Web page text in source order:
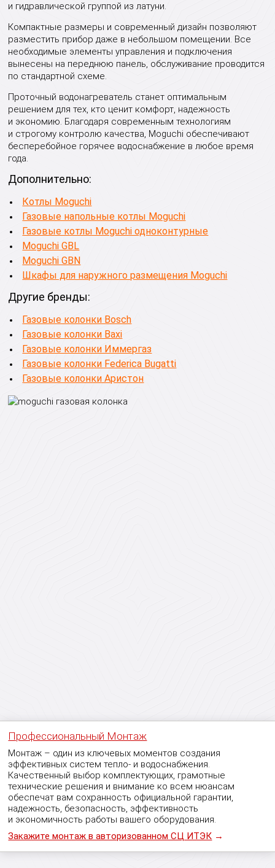
и гидравлической группой из латуни.
Компактные размеры и современный дизайн позволяют
разместить прибор даже в небольшом помещении. Все
необходимые элементы управления и подключения
вынесены на переднюю панель, обслуживание проводится
по стандартной схеме.
Проточный водонагреватель станет оптимальным
решением для тех, кто ценит комфорт, надежность
и экономию. Благодаря современным технологиям
и строгому контролю качества, Moguchi обеспечивают
бесперебойное горячее водоснабжение в любое время
года.
Дополнительно:
Котлы Moguchi
Газовые напольные котлы Moguchi
Газовые котлы Moguchi одноконтурные
Moguchi GBL
Moguchi GBN
Шкафы для наружного размещения Moguchi
Другие бренды:
Газовые колонки Bosch
Газовые колонки Baxi
Газовые колонки Иммергаз
Газовые колонки Federica Bugatti
Газовые колонки Аристон
Профессиональный Монтаж
Монтаж – один из ключевых моментов создания
эффективных систем тепло- и водоснабжения.
Качественный выбор комплектующих, грамотные
технические решения и внимание ко всем нюансам
обеспечат вам сохранность официальной гарантии,
надежность, безопасность, эффективность
и экономичность работы вашего оборудования.
Закажите монтаж в авторизованном СЦ ИТЭК →